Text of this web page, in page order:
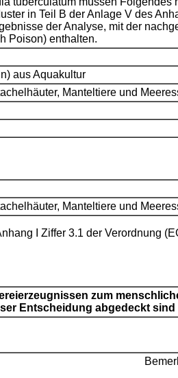
in Teil B der Anlage V des
der Analyse, mit der
Poison) enthalten.
aus Aquakultur
Manteltiere und
Manteltiere und
I Ziffer 3.1 der Verordnung
zum
Entscheidung abgedeckt sind